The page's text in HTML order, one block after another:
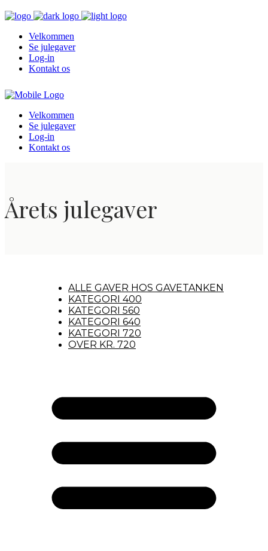
Velkommen
Se julegaver
Log-in
Kontakt os
Velkommen
Se julegaver
Log-in
Kontakt os
Årets julegaver
ALLE GAVER HOS GAVETANKEN
KATEGORI 400
KATEGORI 560
KATEGORI 640
KATEGORI 720
OVER KR. 720